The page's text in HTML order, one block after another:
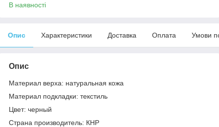
В наявності
Опис Характеристики Доставка Оплата Умови
Опис
Материал верха: натуральная кожа
Материал подкладки: текстиль
Цвет: черный
Страна производитель: КНР